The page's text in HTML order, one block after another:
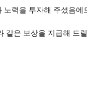
노력을 투자해 주셨음
같은 보상을 지급해 드